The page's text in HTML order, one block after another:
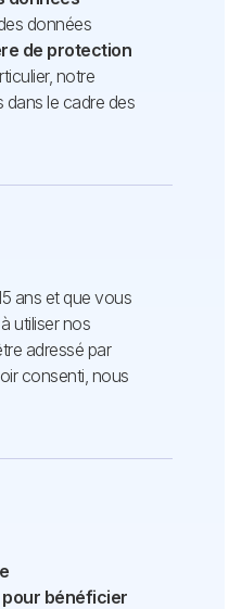
données
de protection
notre
dans le cadre des
ans et que vous
utiliser nos
adressé par
consenti, nous
pour bénéficier